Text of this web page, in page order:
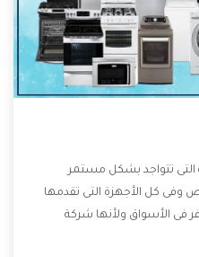
التى تتواجد بشكل مستمر
وفى كل الأجهزة التى تقدمها
فى الأسواق ولأنها شركة